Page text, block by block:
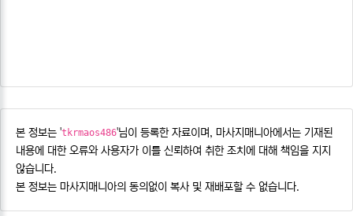
본 정보는 'tkrmaos486'님이 등록한 자료이며, 마사지매니아에서는 기재된
내용에 대한 오류와 사용자가 이를 신뢰하여 취한 조치에 대해 책임을 지지
않습니다.
본 정보는 마사지매니아의 동의없이 복사 및 재배포할 수 없습니다.